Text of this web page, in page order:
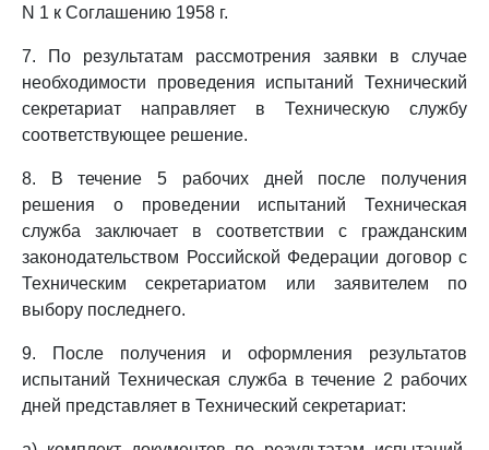
N 1 к Соглашению 1958 г.
7. По результатам рассмотрения заявки в случае
необходимости проведения испытаний Технический
секретариат направляет в Техническую службу
соответствующее решение.
8. В течение 5 рабочих дней после получения
решения о проведении испытаний Техническая
служба заключает в соответствии с гражданским
законодательством Российской Федерации договор с
Техническим секретариатом или заявителем по
выбору последнего.
9. После получения и оформления результатов
испытаний Техническая служба в течение 2 рабочих
дней представляет в Технический секретариат: